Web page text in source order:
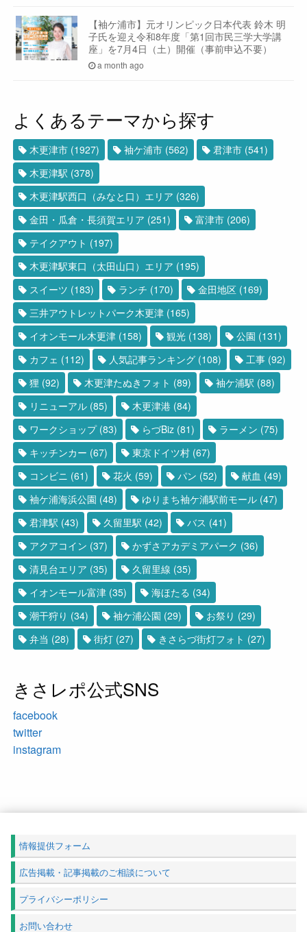
【袖ケ浦市】元オリンピック日本代表 鈴木 明
子氏を迎え令和8年度「第1回市民三学大学講
座」を7月4日（土）開催（事前申込不要）
a month ago
よくあるテーマから探す
木更津市 (1927) 袖ケ浦市 (562) 君津市 (541)
木更津駅 (378)
木更津駅西口（みなと口）エリア (326)
金田・瓜倉・長須賀エリア (251) 富津市 (206)
テイクアウト (197)
木更津駅東口（太田山口）エリア (195)
スイーツ (183) ランチ (170) 金田地区 (169)
三井アウトレットパーク木更津 (165)
イオンモール木更津 (158) 観光 (138) 公園 (131)
カフェ (112) 人気記事ランキング (108) 工事 (92)
狸 (92) 木更津たぬきフォト (89) 袖ケ浦駅 (88)
リニューアル (85) 木更津港 (84)
ワークショップ(83) らづBiz (81) ラーメン (75)
キッチンカー (67) 東京ドイツ村 (67)
コンビニ (61) 花火 (59) パン (52) 献血 (49)
袖ケ浦海浜公園 (48) ゆりまち袖ケ浦駅前モール (47)
君津駅 (43) 久留里駅 (42) バス (41)
アクアコイン (37) かずさアカデミアパーク (36)
清見台エリア (35) 久留里線 (35)
イオンモール富津 (35) 海ほたる (34)
潮干狩り (34) 袖ケ浦公園 (29) お祭り (29)
弁当 (28) 街灯 (27) きさらづ街灯フォト (27)
きさレポ公式SNS
facebook
twitter
instagram
情報提供フォーム
広告掲載・記事掲載のご相談について
プライバシーポリシー
お問い合わせ